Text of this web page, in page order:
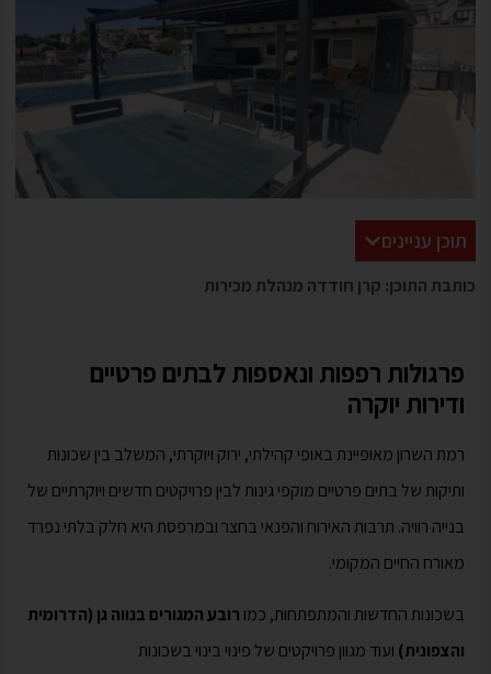
תוכן עניינים
כותבת התוכן: קרן חודדה מנהלת מכירות
פרגולות רפפות ונאספות לבתים פרטיים
ודירות יוקרה
רמת השרון מאופיינת באופי קהילתי, ירוק ויוקרתי, המשלב בין שכונות
ותיקות של בתים פרטיים מוקפי גינות לבין פרויקטים חדשים ויוקרתיים של
בנייה רוויה. תרבות האירוח והפנאי בחצר ובמרפסת היא חלק בלתי נפרד
מאורח החיים המקומי.
בשכונות החדשות והמתפתחות, כמו רובע המגורים בנווה גן (הדרומית
והצפונית) ועוד מגוון פרויקטים של פינוי בינוי בשכונות